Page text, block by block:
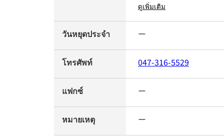
ดูเพิ่มเติม
วันหยุดประจำ ー
โทรศัพท์ 047-316-5529
แฟกซ์ ー
หมายเหตุ ー